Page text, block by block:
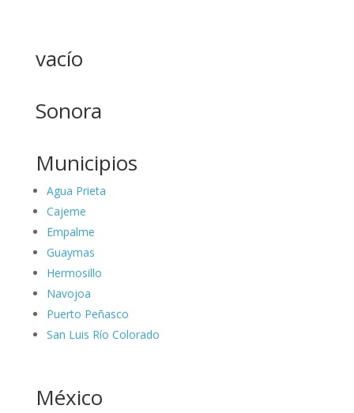
vacío
Sonora
Municipios
Agua Prieta
Cajeme
Empalme
Guaymas
Hermosillo
Navojoa
Puerto Peñasco
San Luis Río Colorado
México